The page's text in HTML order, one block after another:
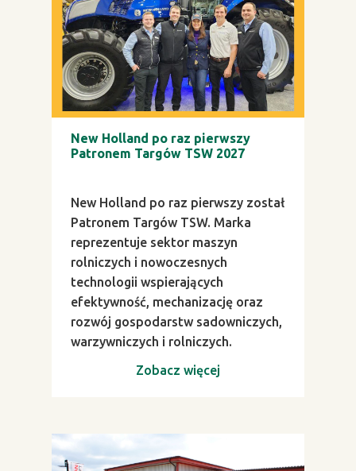
New Holland po raz pierwszy
Patronem Targów TSW 2027
New Holland po raz pierwszy został
Patronem Targów TSW. Marka
reprezentuje sektor maszyn
rolniczych i nowoczesnych
technologii wspierających
efektywność, mechanizację oraz
rozwój gospodarstw sadowniczych,
warzywniczych i rolniczych.
Zobacz więcej